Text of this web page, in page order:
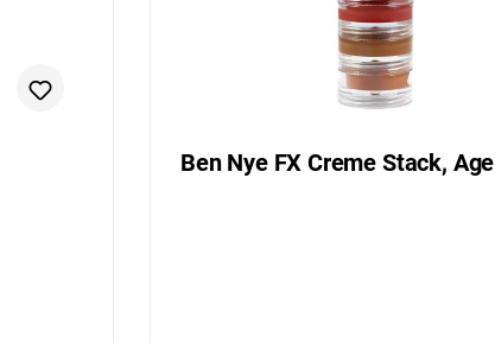
Ben Nye FX Creme Stack, Age